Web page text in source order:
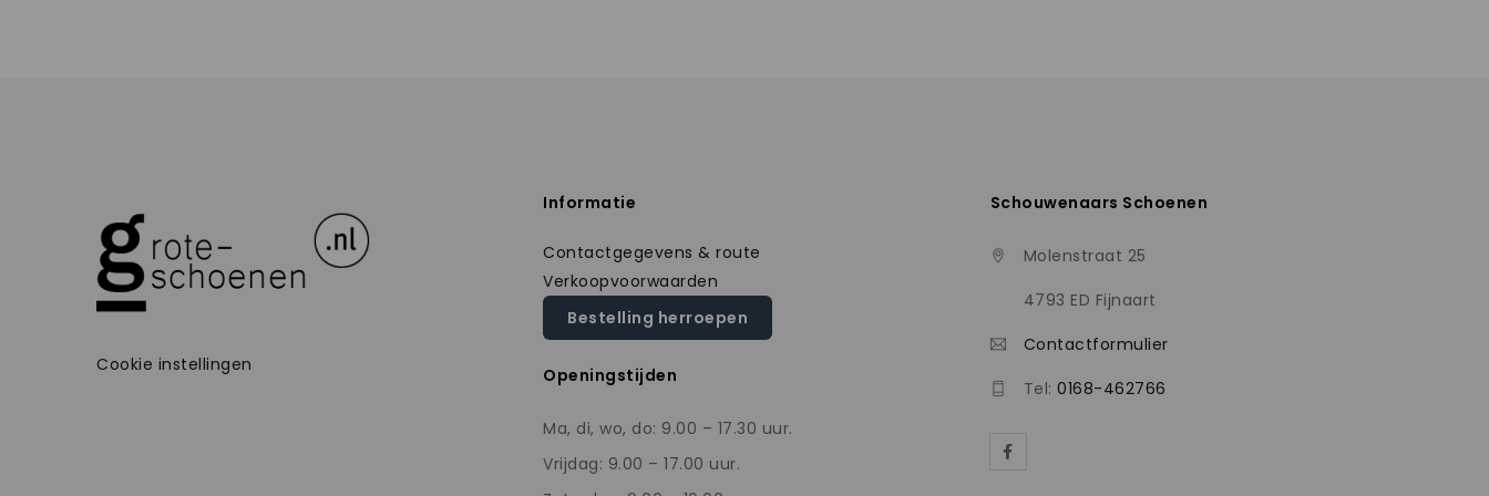
Cookie instellingen
Informatie
Contactgegevens & route
Verkoopvoorwaarden
Bestelling herroepen
Openingstijden
Ma, di, wo, do: 9.00 – 17.30 uur.
Vrijdag: 9.00 – 17.00 uur.
Schouwenaars Schoenen
Molenstraat 25
4793 ED Fijnaart
Contactformulier
Tel:0168-462766